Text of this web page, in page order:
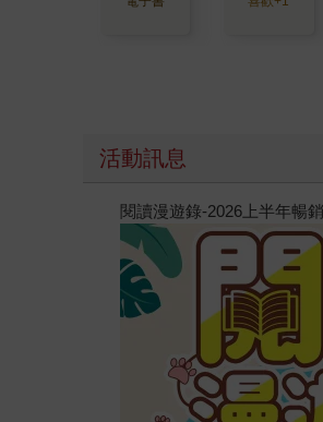
活動訊息
閱讀漫遊錄-2026上半年暢